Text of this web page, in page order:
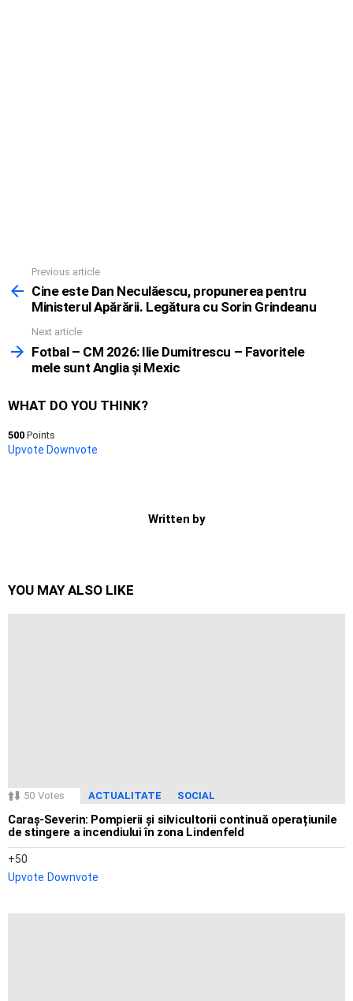
more
Previous article
Cine este Dan Neculăescu, propunerea pentru
Ministerul Apărării. Legătura cu Sorin Grindeanu
Next article
Fotbal – CM 2026: Ilie Dumitrescu – Favoritele
mele sunt Anglia și Mexic
WHAT DO YOU THINK?
500 Points
Upvote Downvote
Written by
YOU MAY ALSO LIKE
50 Votes ACTUALITATE SOCIAL
Caraș-Severin: Pompierii și silvicultorii continuă operațiunile
de stingere a incendiului în zona Lindenfeld
50
Upvote Downvote